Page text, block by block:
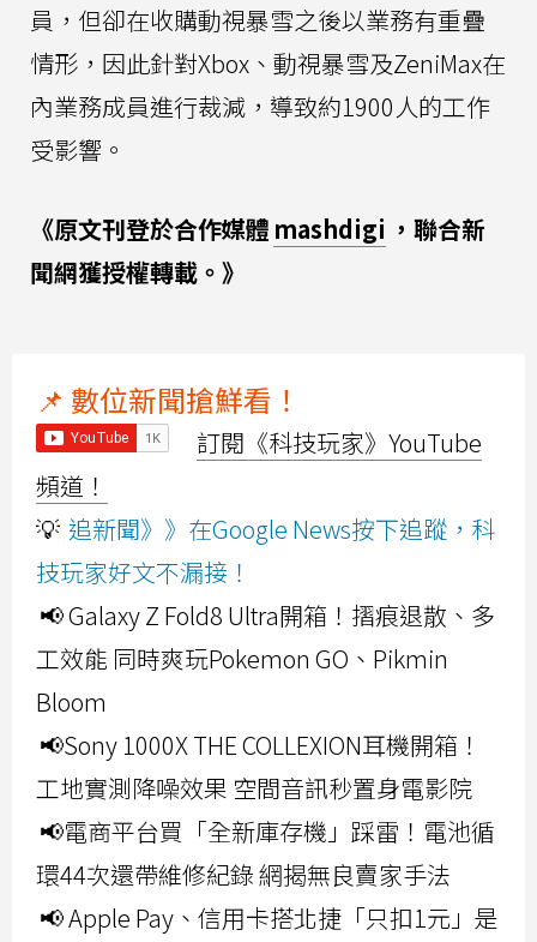
員，但卻在收購動視暴雪之後以業務有重疊
情形，因此針對Xbox、動視暴雪及ZeniMax在
內業務成員進行裁減，導致約1900人的工作
受影響。
《原文刊登於合作媒體 mashdigi ，聯合新
聞網獲授權轉載。》
📌 數位新聞搶鮮看！
訂閱《科技玩家》YouTube
頻道！
💡 追新聞》》在Google News按下追蹤，科
技玩家好文不漏接！
📢 Galaxy Z Fold8 Ultra開箱！摺痕退散、多
工效能 同時爽玩Pokemon GO、Pikmin
Bloom
📢Sony 1000X THE COLLEXION耳機開箱！
工地實測降噪效果 空間音訊秒置身電影院
📢電商平台買「全新庫存機」踩雷！電池循
環44次還帶維修紀錄 網揭無良賣家手法
📢 Apple Pay、信用卡搭北捷「只扣1元」是